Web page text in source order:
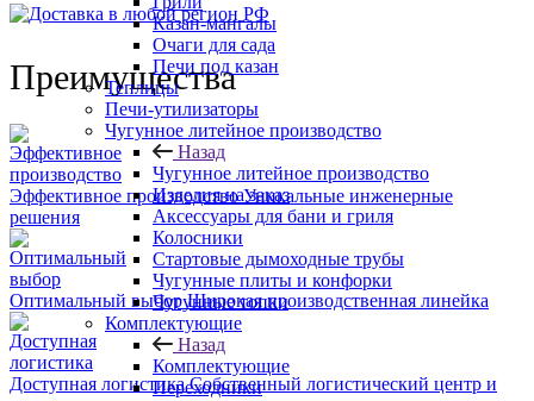
Казан-мангалы
Очаги для сада
Печи под казан
Теплицы
Печи-утилизаторы
Чугунное литейное производство
Назад
Чугунное литейное производство
Изделия на заказ
Аксессуары для бани и гриля
Колосники
Стартовые дымоходные трубы
Чугунные плиты и конфорки
Чугунные топки
Комплектующие
Назад
Комплектующие
Переходники
Преимущества
Эффективное производство Уникальные инженерные
решения
Оптимальный выбор Широкая производственная линейка
Доступная логистика Собственный логистический центр и